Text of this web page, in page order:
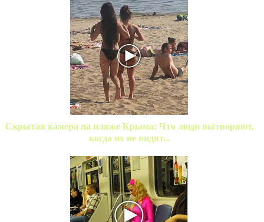
Скрытая камера на пляже Крыма: Что люди вытворяют,
когда их не видят...